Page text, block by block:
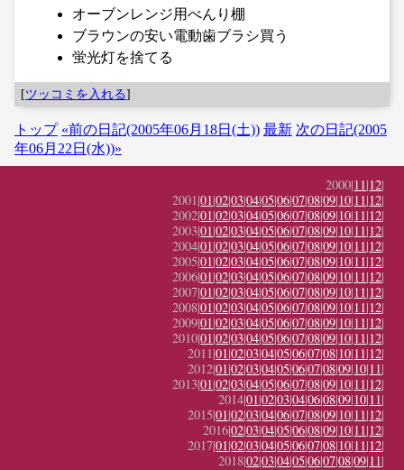
オーブンレンジ用べんり棚
ブラウンの安い電動歯ブラシ買う
蛍光灯を捨てる
[ツッコミを入れる]
トップ «前の日記(2005年06月18日(土)) 最新 次の日記(2005
年06月22日(水))»
2000|11|12|
2001|01|02|03|04|05|06|07|08|09|10|11|12|
2002|01|02|03|04|05|06|07|08|09|10|11|12|
2003|01|02|03|04|05|06|07|08|09|10|11|12|
2004|01|02|03|04|05|06|07|08|09|10|11|12|
2005|01|02|03|04|05|06|07|08|09|10|11|12|
2006|01|02|03|04|05|06|07|08|09|10|11|12|
2007|01|02|03|04|05|06|07|08|09|10|11|12|
2008|01|02|03|04|05|06|07|08|09|10|11|12|
2009|01|02|03|04|05|06|07|08|09|10|11|12|
2010|01|02|03|04|05|06|07|08|09|10|11|12|
2011|01|02|03|04|05|06|07|08|10|11|12|
2012|01|02|03|04|05|06|07|08|09|10|11|
2013|01|02|03|04|05|06|07|08|09|10|11|12|
2014|01|02|03|04|06|08|09|10|11|
2015|01|02|03|04|06|07|08|09|10|11|12|
2016|02|03|04|05|06|08|09|10|11|12|
2017|01|02|03|04|05|06|07|08|10|11|12|
2018|02|03|04|05|06|07|08|09|11|